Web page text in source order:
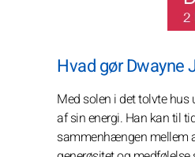
Hvad gør Dwayne
Med solen i det tolvte
af sin energi. Han kan til
sammenhængen mellem